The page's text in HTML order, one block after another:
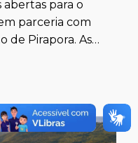
abertas para o
parceria com
de Pirapora. As